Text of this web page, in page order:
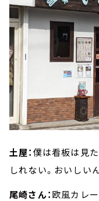
土屋：僕は看板は見
しれない。おいしい
尾崎さん：欧風カレ